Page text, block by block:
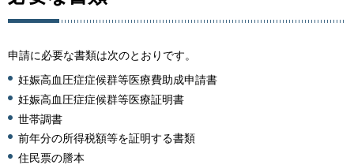
申請に必要な書類は次のとおりです。
妊娠高血圧症症候群等医療費助成申請書
妊娠高血圧症症候群等医療証明書
世帯調書
前年分の所得税額等を証明する書類
住民票の謄本